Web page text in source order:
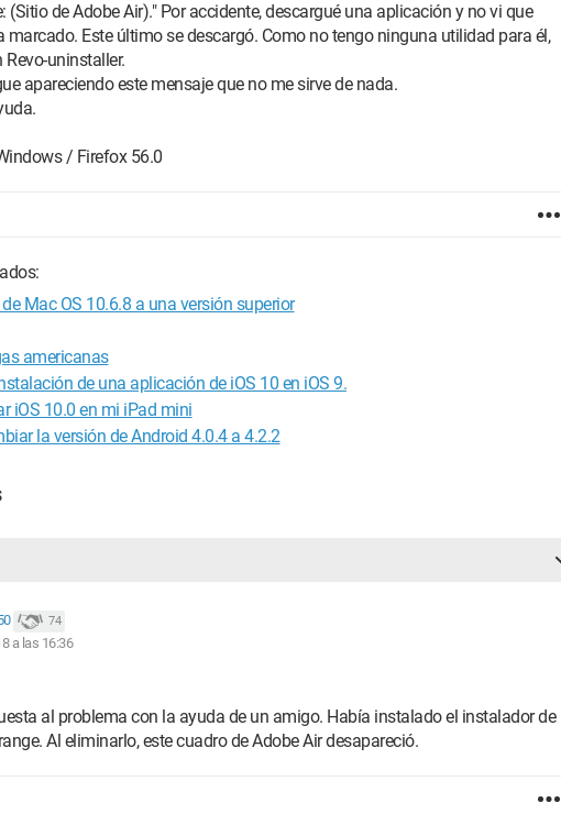
(Sitio de Adobe Air)." Por accidente, descargué una aplicación y no vi que
marcado. Este último se descargó. Como no tengo ninguna utilidad para él,
uninstaller.
apareciendo este mensaje que no me sirve de nada.
/ Firefox 56.0
Mac OS 10.6.8 a una versión superior
americanas
de una aplicación de iOS 10 en iOS 9.
iOS 10.0 en mi iPad mini
la versión de Android 4.0.4 a 4.2.2
74
a las 16:36
al problema con la ayuda de un amigo. Había instalado el instalador de
Al eliminarlo, este cuadro de Adobe Air desapareció.